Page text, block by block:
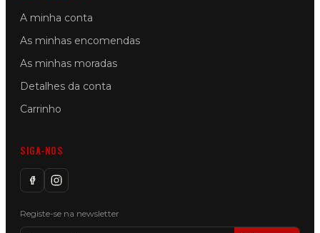
A minha conta
As minhas encomendas
As minhas moradas
Detalhes da conta
Carrinho
SIGA-NOS
Registe-se na newsletter